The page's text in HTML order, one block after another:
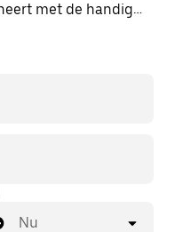
met de handige
een
Nu